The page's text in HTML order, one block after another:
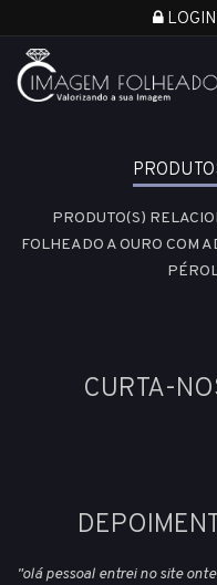
LOGIN
PRODUTO(S)
FOLHEADO A OURO COM
CURTA-
"olá pessoal entrei no site